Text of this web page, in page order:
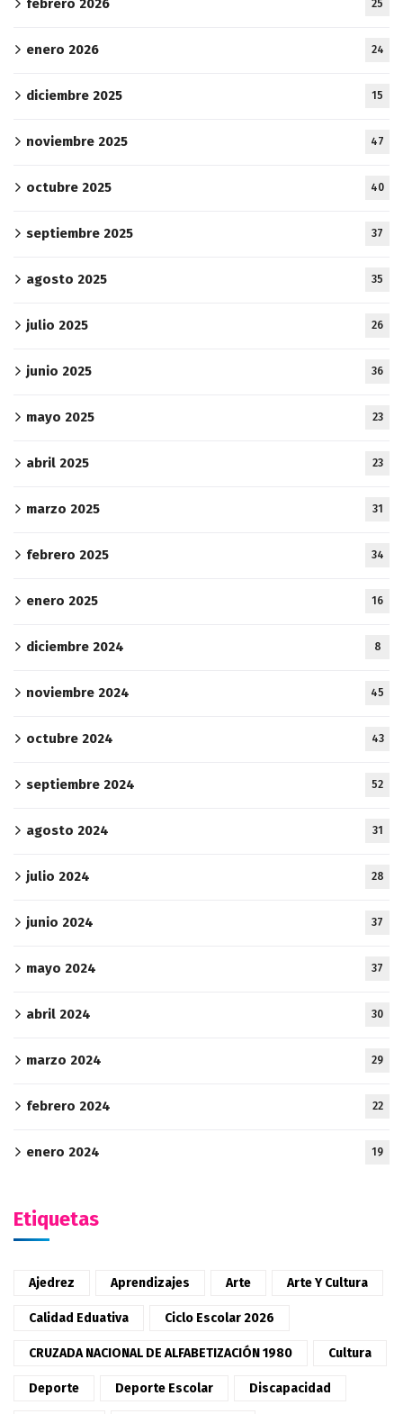
febrero 2026 25
enero 2026 24
diciembre 2025 15
noviembre 2025 47
octubre 2025 40
septiembre 2025 37
agosto 2025 35
julio 2025 26
junio 2025 36
mayo 2025 23
abril 2025 23
marzo 2025 31
febrero 2025 34
enero 2025 16
diciembre 2024 8
noviembre 2024 45
octubre 2024 43
septiembre 2024 52
agosto 2024 31
julio 2024 28
junio 2024 37
mayo 2024 37
abril 2024 30
marzo 2024 29
febrero 2024 22
enero 2024 19
Etiquetas
Ajedrez Aprendizajes Arte Arte Y Cultura
Calidad Eduativa Ciclo Escolar 2026
CRUZADA NACIONAL DE ALFABETIZACIÓN 1980 Cultura
Deporte Deporte Escolar Discapacidad